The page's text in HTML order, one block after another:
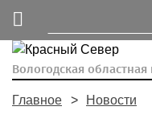
Вологодская областная
Главное Новости